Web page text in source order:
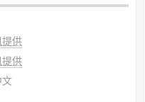
提供
提供